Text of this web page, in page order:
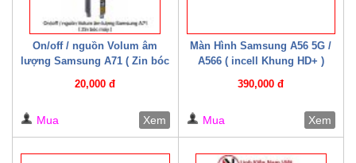
On/off / nguồn Volum âm
lượng Samsung A71 ( Zin bóc
20,000 đ
Mua Xem
Màn Hình Samsung A56 5G /
A566 ( incell Khung HD+ )
390,000 đ
Mua Xem